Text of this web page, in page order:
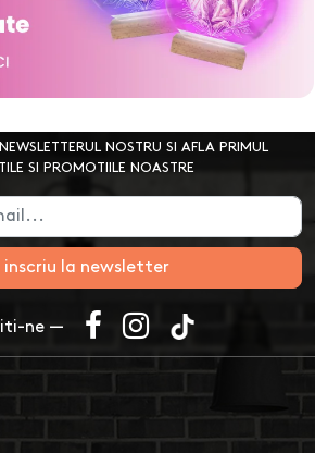
NOSTRU SI AFLA PRIMUL
SI PROMOTIILE NOASTRE
inscriu la newsletter
ne —